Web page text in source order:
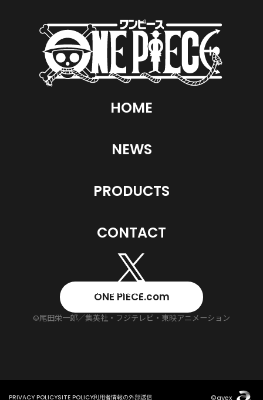
HOME
NEWS
PRODUCTS
CONTACT
ONE PIECE.com
©尾田栄一郎／集英社・フジテレビ・東映アニメーション
PRIVACY POLICYSITE POLICY利用者情報の外部送信 ©avex